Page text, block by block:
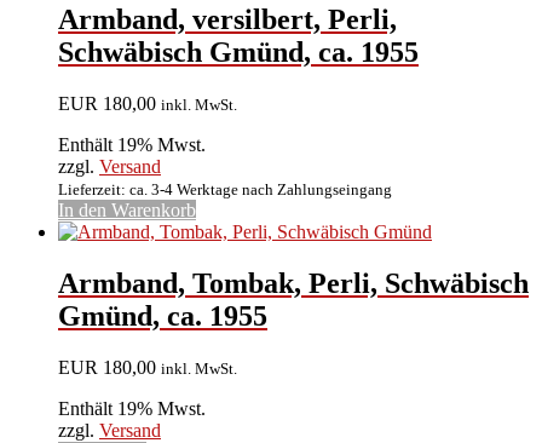
Armband, versilbert, Perli,
Schwäbisch Gmünd, ca. 1955
EUR 180,00 inkl. MwSt.
Enthält 19% Mwst.
zzgl. Versand
Lieferzeit: ca. 3-4 Werktage nach Zahlungseingang
In den Warenkorb
Armband, Tombak, Perli, Schwäbisch
Gmünd, ca. 1955
EUR 180,00 inkl. MwSt.
Enthält 19% Mwst.
zzgl. Versand